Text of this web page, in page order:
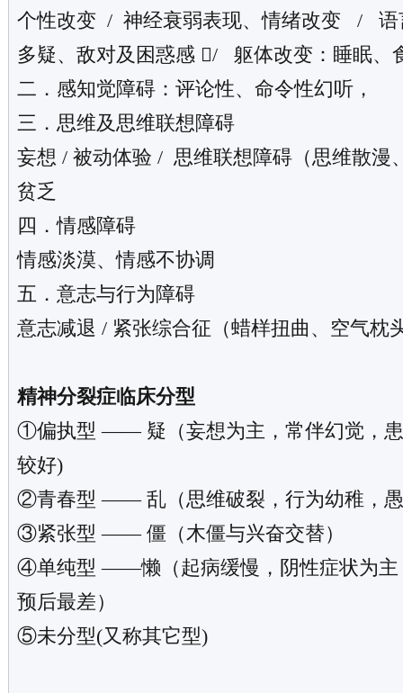
个性改变 / 神经衰弱表现、情绪改变 / 语
多疑、敌对及困惑感 / 躯体改变：睡眠、
二．感知觉障碍：评论性、命令性幻听，
三．思维及思维联想障碍
妄想 / 被动体验 / 思维联想障碍（思维散漫
贫乏
四．情感障碍
情感淡漠、情感不协调
五．意志与行为障碍
意志减退 / 紧张综合征（蜡样扭曲、空气枕
精神分裂症临床分型
①偏执型 —— 疑（妄想为主，常伴幻觉，
较好)
②青春型 —— 乱（思维破裂，行为幼稚，
③紧张型 —— 僵（木僵与兴奋交替）
④单纯型 ——懒（起病缓慢，阴性症状为主
预后最差）
⑤未分型(又称其它型)